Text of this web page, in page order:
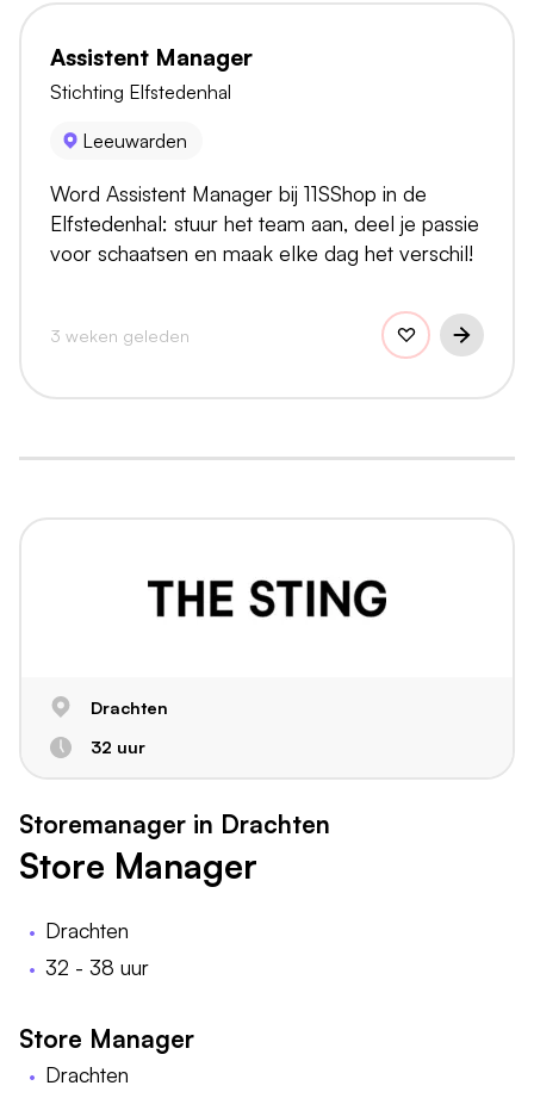
Assistent Manager
Stichting Elfstedenhal
Leeuwarden
Word Assistent Manager bij 11SShop in de
Elfstedenhal: stuur het team aan, deel je passie
voor schaatsen en maak elke dag het verschil!
3 weken geleden
Drachten
32 uur
Storemanager in Drachten
Store Manager
Drachten
32 - 38 uur
Store Manager
Drachten